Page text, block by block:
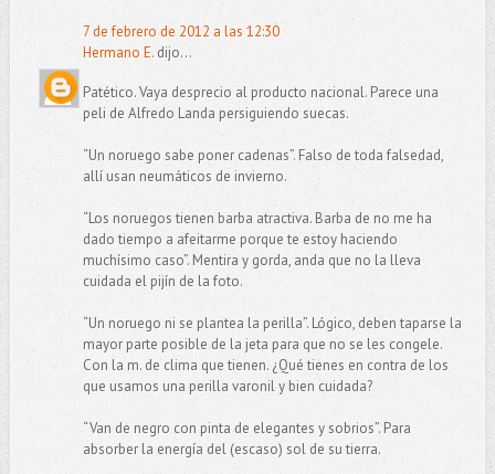
7 de febrero de 2012 a las 12:30
Hermano E.dijo...
Patético. Vaya desprecio al producto nacional. Parece una
peli de Alfredo Landa persiguiendo suecas.
“Un noruego sabe poner cadenas”. Falso de toda falsedad,
allí usan neumáticos de invierno.
“Los noruegos tienen barba atractiva. Barba de no me ha
dado tiempo a afeitarme porque te estoy haciendo
muchísimo caso”. Mentira y gorda, anda que no la lleva
cuidada el pijín de la foto.
“Un noruego ni se plantea la perilla”. Lógico, deben taparse la
mayor parte posible de la jeta para que no se les congele.
Con la m. de clima que tienen. ¿Qué tienes en contra de los
que usamos una perilla varonil y bien cuidada?
“Van de negro con pinta de elegantes y sobrios”. Para
absorber la energía del (escaso) sol de su tierra.